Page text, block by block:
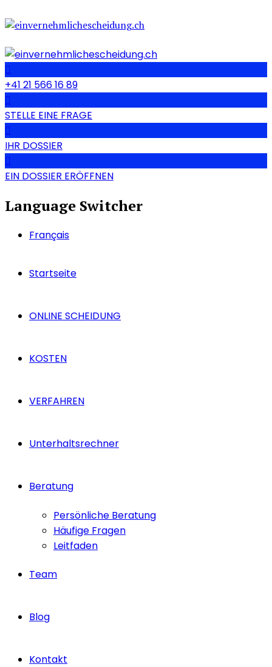
+41 21 566 16 89
STELLE EINE FRAGE
IHR DOSSIER
EIN DOSSIER ERÖFFNEN
Language Switcher
Français
Startseite
ONLINE SCHEIDUNG
KOSTEN
VERFAHREN
Unterhaltsrechner
Beratung
Persönliche Beratung
Häufige Fragen
Leitfaden
Team
Blog
Kontakt